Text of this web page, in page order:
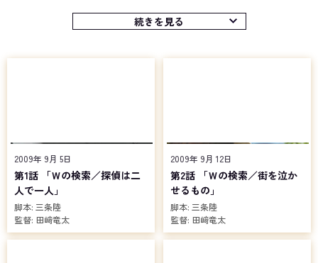
リ」2本と、ベルト状のアイテム「ダブルドライバー」を使用し、
れた3人による探偵経営が始まるのだった。
続きを見る
2009年 9月 5日
第1話 「Ｗの検索／探偵は二
人で一人」
脚本: 三条陸
監督: 田﨑竜太
2009年 9月 12日
第2話 「Ｗの検索／街を泣か
せるもの」
脚本: 三条陸
監督: 田﨑竜太